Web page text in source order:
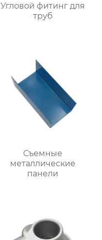
Угловой фитинг для
труб
Съемные
металлические
панели